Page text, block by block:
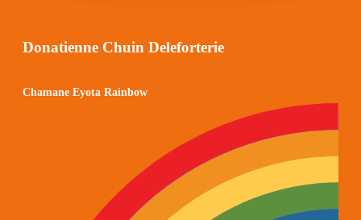
Donatienne Chuin Deleforterie
Chamane Eyota Rainbow